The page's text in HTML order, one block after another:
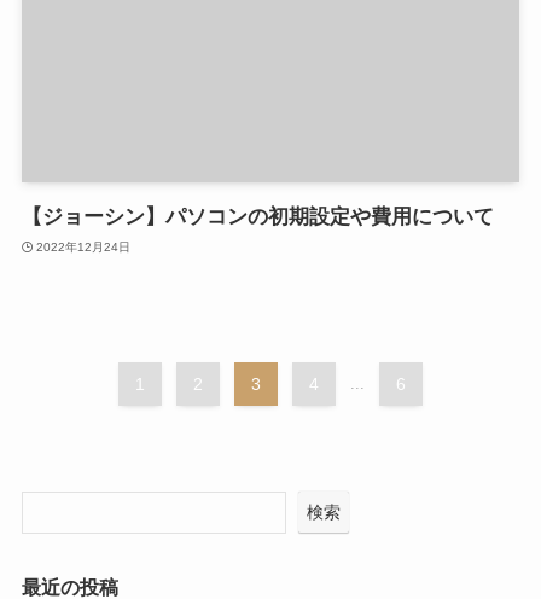
【ジョーシン】パソコンの初期設定や費用について
2022年12月24日
1 2 3 4 ... 6
検索
最近の投稿